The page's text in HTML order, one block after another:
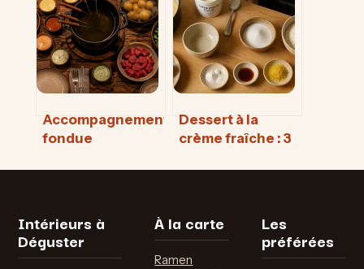
maîtriser la
cuisine maison
sans effort
l’astuce pour un
pain ultra-
croustillant
Accompagnement
fondue
4 familles de
viande
Dessert à la
crème fraîche : 3
et l’astuce pour
Intérieurs à
Déguster
À la carte
Ramen
Les
préférées